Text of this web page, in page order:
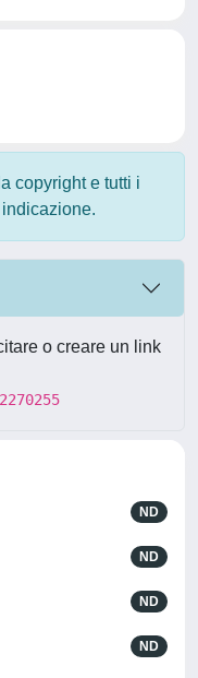
copyright e tutti i
o creare un link
ND
ND
ND
ND